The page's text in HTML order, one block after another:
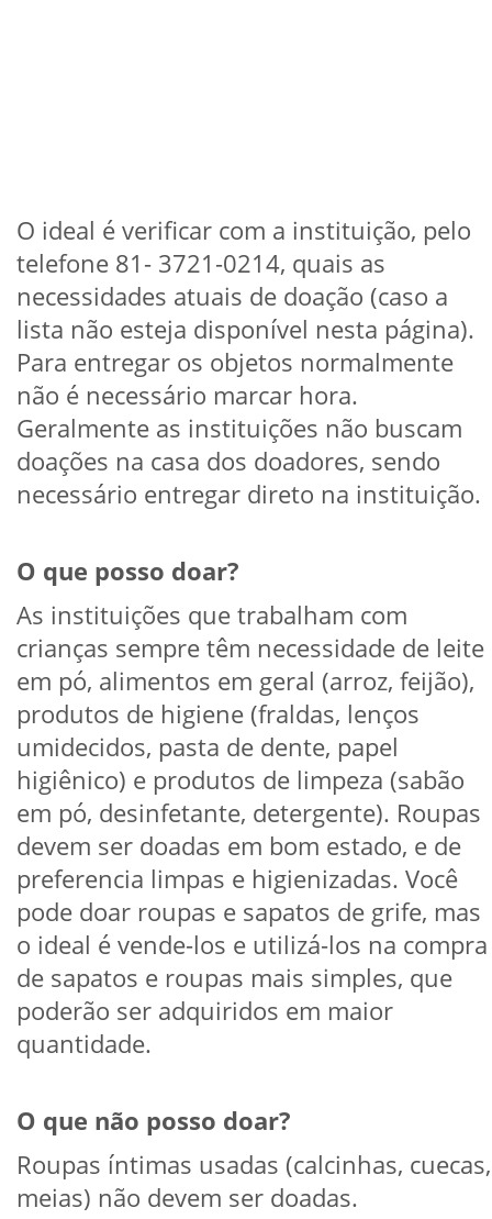
O ideal é verificar com a instituição, pelo
telefone 81- 3721-0214, quais as
necessidades atuais de doação (caso a
lista não esteja disponível nesta página).
Para entregar os objetos normalmente
não é necessário marcar hora.
Geralmente as instituições não buscam
doações na casa dos doadores, sendo
necessário entregar direto na instituição.
O que posso doar?
As instituições que trabalham com
crianças sempre têm necessidade de leite
em pó, alimentos em geral (arroz, feijão),
produtos de higiene (fraldas, lenços
umidecidos, pasta de dente, papel
higiênico) e produtos de limpeza (sabão
em pó, desinfetante, detergente). Roupas
devem ser doadas em bom estado, e de
preferencia limpas e higienizadas. Você
pode doar roupas e sapatos de grife, mas
o ideal é vende-los e utilizá-los na compra
de sapatos e roupas mais simples, que
poderão ser adquiridos em maior
quantidade.
O que não posso doar?
Roupas íntimas usadas (calcinhas, cuecas,
meias) não devem ser doadas.